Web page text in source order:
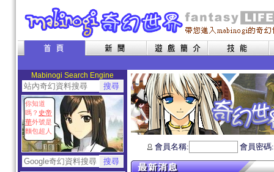
Mabinogi Search Engine
你知道
嗎？ 史帝
華外號是
麵包超人
會員名稱: 會員密